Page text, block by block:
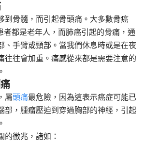
到骨髓，而引起骨頭痛。大多數骨癌
者都是老年人，而肺癌引起的骨痛，通
、手臂或頸部。當我們休息時或是在夜
往往會加重。痛感從來都是需要注意的
屬頭痛最危險，因為這表示癌症可能已
部，腫瘤壓迫到穿過胸部的神經，引起
的徵兆，諸如：